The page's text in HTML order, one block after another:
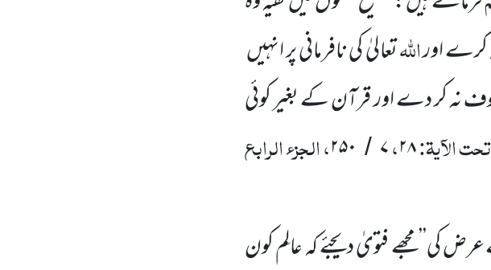
کرے اوراللہتعالیٰ کی نافرمانیپر انہیں
نہ کر دے اور قرآن کے بغیر کوئی
الآیۃ:۲۸،۷ / ۲۵۰، الجزء الرابع
کی’’مجھے فتویٰ دیجئے کہ عالِم کون